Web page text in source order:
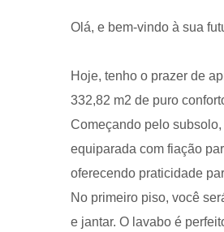
Olá, e bem-vindo à sua
Hoje, tenho o prazer de
332,82 m2 de puro
Começando pelo
equiparada com fiação
oferecendo praticidade
No primeiro piso, você
e jantar. O lavabo é